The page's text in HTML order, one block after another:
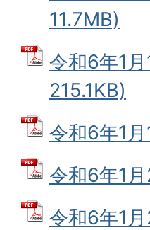
11.7MB)
令和6年1
215.1KB)
令和6年1
令和6年1
令和6年1